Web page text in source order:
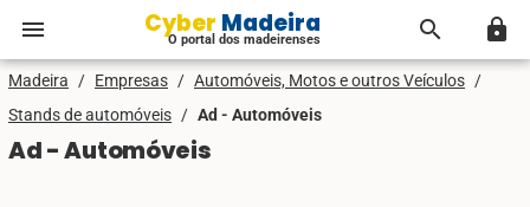
menu Cyber Madeira
O portal dos madeirenses search lock
Madeira / Empresas / Automóveis, Motos e outros Veículos /
Stands de automóveis / Ad - Automóveis
Ad - Automóveis